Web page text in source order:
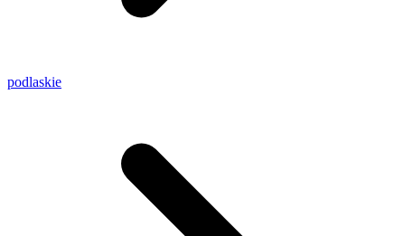
podlaskie